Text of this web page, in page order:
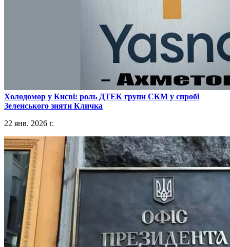
​Холодомор у Києві: роль ДТЕК групи СКМ у спробі
Зеленського зняти Кличка
22 янв. 2026 г.